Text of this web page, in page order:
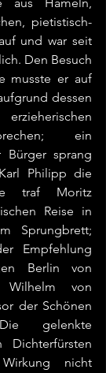
pietistisch-
und war seit
Den Besuch
musste er auf
dessen
ein
Bürger sprang
Philipp die
traf Moritz
Reise in
Sprungbrett;
Empfehlung
Berlin von
von
der Schönen
gelenkte
nicht